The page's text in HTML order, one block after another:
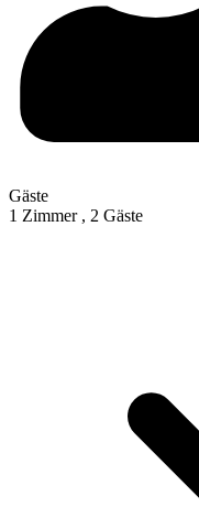
Gäste
1 Zimmer , 2 Gäste